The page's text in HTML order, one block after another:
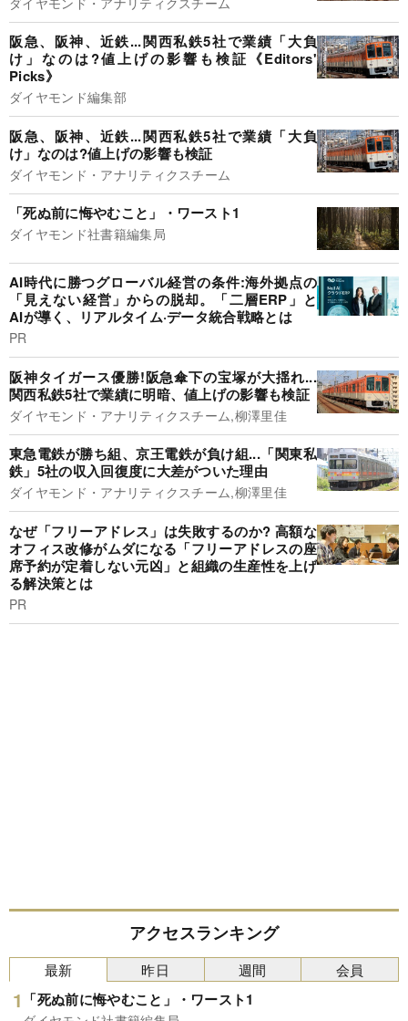
阪急、阪神、近鉄...関西私鉄5社で業績「大負
け」なのは?値上げの影響も検証《Editors'
Picks》
ダイヤモンド編集部
阪急、阪神、近鉄...関西私鉄5社で業績「大負
け」なのは?値上げの影響も検証
ダイヤモンド・アナリティクスチーム
「死ぬ前に悔やむこと」・ワースト1
ダイヤモンド社書籍編集局
AI時代に勝つグローバル経営の条件:海外拠点の
「見えない経営」からの脱却。「二層ERP」と
AIが導く、リアルタイム·データ統合戦略とは
PR
阪神タイガース優勝!阪急傘下の宝塚が大揺れ...
関西私鉄5社で業績に明暗、値上げの影響も検証
ダイヤモンド・アナリティクスチーム,柳澤里佳
東急電鉄が勝ち組、京王電鉄が負け組...「関東私
鉄」5社の収入回復度に大差がついた理由
ダイヤモンド・アナリティクスチーム,柳澤里佳
なぜ「フリーアドレス」は失敗するのか? 高額な
オフィス改修がムダになる「フリーアドレスの座
席予約が定着しない元凶」と組織の生産性を上げ
る解決策とは
PR
アクセスランキング
最新
「死ぬ前に悔やむこと」・ワースト1
昨日 週間 会員